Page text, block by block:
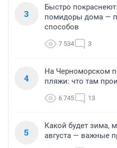
3
Быстро
помидоры дома —
способов
7 534 3
4
На Черноморском
пляжи: что там
6 745 13
5
Какой будет зима,
августа — важные